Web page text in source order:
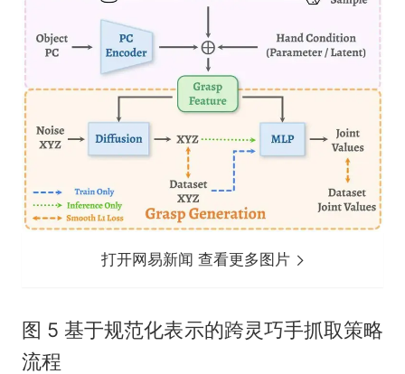
打开网易新闻 查看更多图片
图 5 基于规范化表示的跨灵巧手抓取策略
流程